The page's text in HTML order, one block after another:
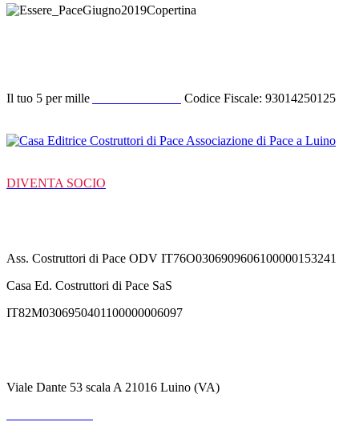
Il tuo 5 per mille Codice Fiscale: 93014250125
DIVENTA SOCIO
Ass. Costruttori di Pace ODV IT76O0306909606100000153241
Casa Ed. Costruttori di Pace SaS
IT82M0306950401100000006097
Viale Dante 53 scala A 21016 Luino (VA)